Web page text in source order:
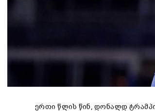
ერთი წლის წინ, დონალდ